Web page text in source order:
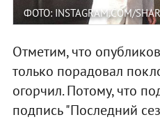
ФОТО: INSTAGRAM.COM/
Отметим, что
только порадовал
огорчил. Потому, что
подпись "Последний